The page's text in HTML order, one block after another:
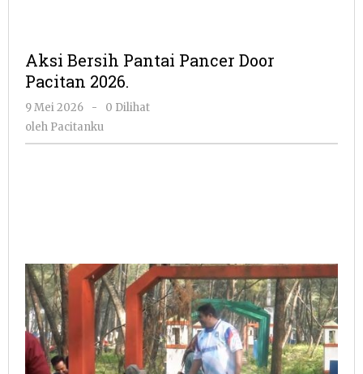
Aksi Bersih Pantai Pancer Door
Pacitan 2026.
9 Mei 2026
oleh
Pacitanku
-
0 Dilihat
oleh Pacitanku